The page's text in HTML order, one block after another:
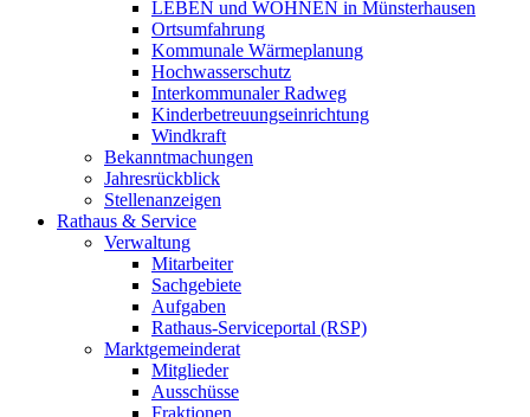
LEBEN und WOHNEN in Münsterhausen
Ortsumfahrung
Kommunale Wärmeplanung
Hochwasserschutz
Interkommunaler Radweg
Kinderbetreuungseinrichtung
Windkraft
Bekanntmachungen
Jahresrückblick
Stellenanzeigen
Rathaus & Service
Verwaltung
Mitarbeiter
Sachgebiete
Aufgaben
Rathaus-Serviceportal (RSP)
Marktgemeinderat
Mitglieder
Ausschüsse
Fraktionen